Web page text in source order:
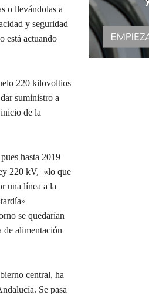
o llevándolas a
y seguridad
está actuando
220 kilovoltios
suministro a
de la
hasta 2019
220 kV, «lo que
una línea a la
se quedarían
de alimentación
central, ha
Se pasa